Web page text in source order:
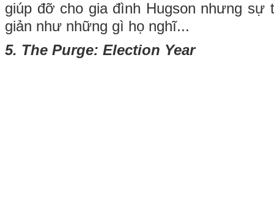
giúp đỡ cho gia đình Hugson nhưng sự
giản như những gì họ nghĩ...
5. The Purge: Election Year